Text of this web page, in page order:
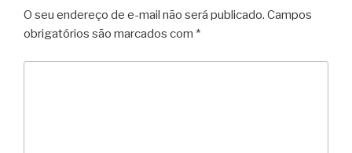
O seu endereço de e-mail não será publicado. Campos
obrigatórios são marcados com *